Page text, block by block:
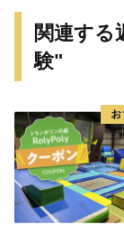
誇るブランド
関連する
験"